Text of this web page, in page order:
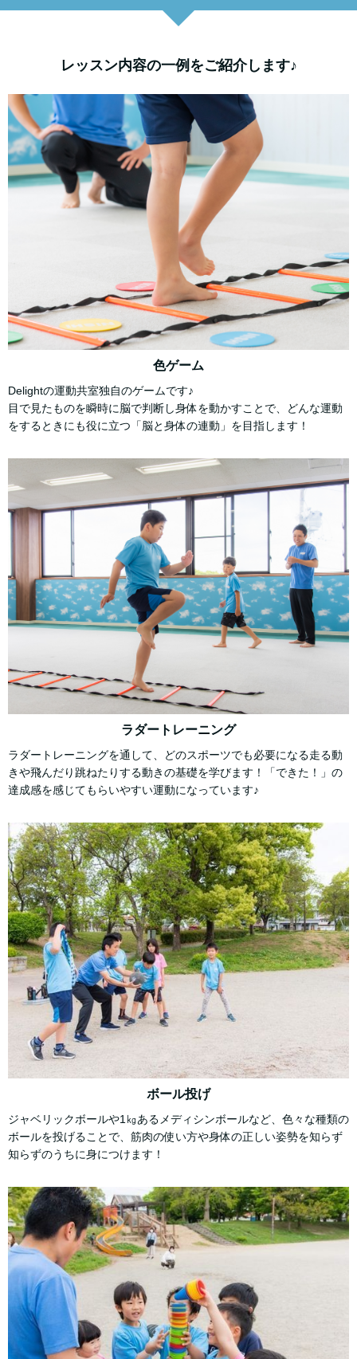
レッスン内容の一例をご紹介します♪
色ゲーム
Delightの運動共室独自のゲームです♪
目で見たものを瞬時に脳で判断し身体を動かすことで、どんな運動
をするときにも役に立つ「脳と身体の連動」を目指します！
ラダートレーニング
ラダートレーニングを通して、どのスポーツでも必要になる走る動
きや飛んだり跳ねたりする動きの基礎を学びます！「できた！」の
達成感を感じてもらいやすい運動になっています♪
ボール投げ
ジャベリックボールや1㎏あるメディシンボールなど、色々な種類の
ボールを投げることで、筋肉の使い方や身体の正しい姿勢を知らず
知らずのうちに身につけます！